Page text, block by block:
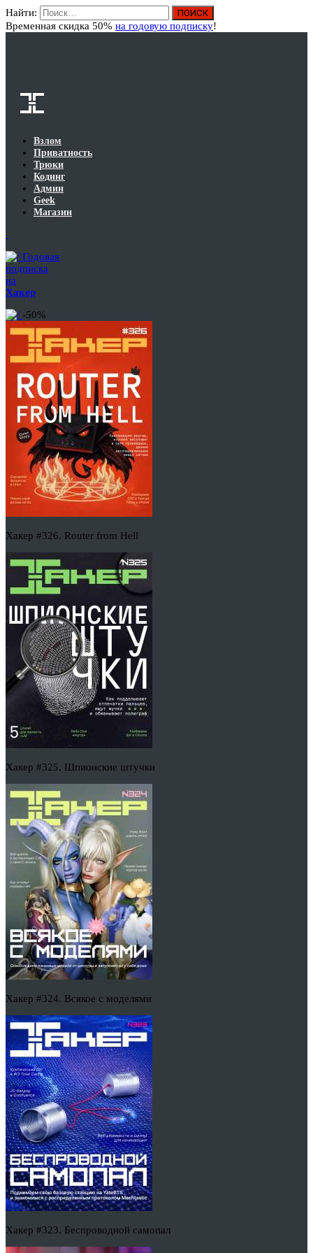
Найти:
Временная скидка 50% на годовую подписку!
Взлом
Приватность
Трюки
Кодинг
Админ
Geek
Магазин
Годовая
подписка
на
Хакер
-50%
Хакер #326. Router from Hell
Хакер #325. Шпионские штучки
Хакер #324. Всякое с моделями
Хакер #323. Беспроводной самопал